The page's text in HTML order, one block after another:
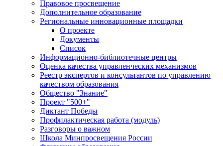
Правовое просвещение
Дополнительное образование
Региональные инновационные площадки
О проекте
Документы
Список
Информационно-библиотечные центры
Оценка качества управленческих механизмов
Реестр экспертов и консультантов по управлению
качеством образования
Общество "Знание"
Проект "500+"
Диктант Победы
Профилактическая работа (модуль)
Разговоры о важном
Школа Минпросвещения России